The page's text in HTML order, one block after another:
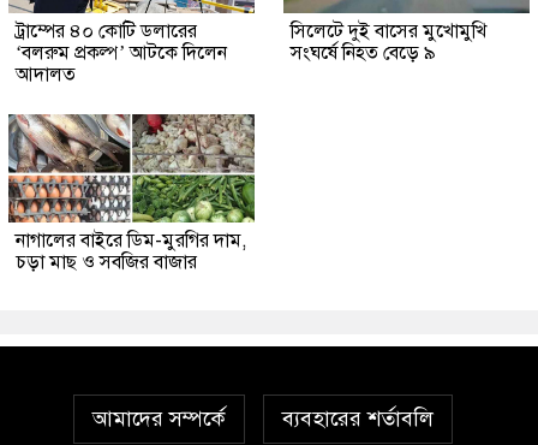
ট্রাম্পের ৪০ কোটি ডলারের
‘বলরুম প্রকল্প’ আটকে দিলেন
আদালত
সিলেটে দুই বাসের মুখোমুখি
সংঘর্ষে নিহত বেড়ে ৯
নাগালের বাইরে ডিম-মুরগির দাম,
চড়া মাছ ও সবজির বাজার
আমাদের সম্পর্কে ব্যবহারের শর্তাবলি